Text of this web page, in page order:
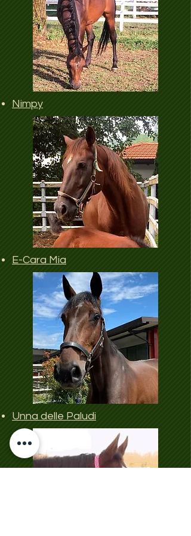
E-Cara Mia
Nimpy
Unna delle Paludi